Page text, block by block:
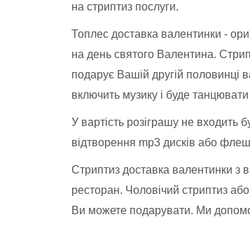
на стриптиз послуги.
Топлес доставка валентинки -
на день святого Валентина.
подарує Вашій другій половинці
включить музику і буде танцювати
У вартість розіграшу не входить
відтворення mp3 дисків або
Стриптиз доставка валентинки з
ресторан. Чоловічий стриптиз
Ви можете подарувати. Ми